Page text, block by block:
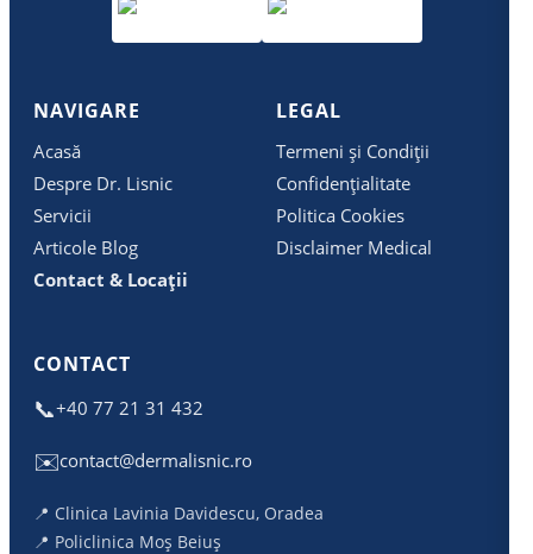
NAVIGARE
Acasă
Despre Dr. Lisnic
Servicii
Articole Blog
Contact & Locații
LEGAL
Termeni și Condiții
Confidențialitate
Politica Cookies
Disclaimer Medical
CONTACT
📞+40 77 21 31 432
✉️contact@dermalisnic.ro
📍 Clinica Lavinia Davidescu, Oradea
📍 Policlinica Moș Beiuș